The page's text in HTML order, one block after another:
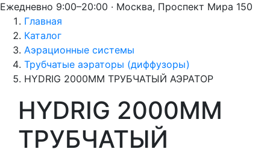
Ежедневно 9:00–20:00 · Москва, Проспект Мира 150
Главная
Каталог
Аэрационные системы
Трубчатые аэраторы (диффузоры)
HYDRIG 2000ММ ТРУБЧАТЫЙ АЭРАТОР
HYDRIG 2000ММ
ТРУБЧАТЫЙ